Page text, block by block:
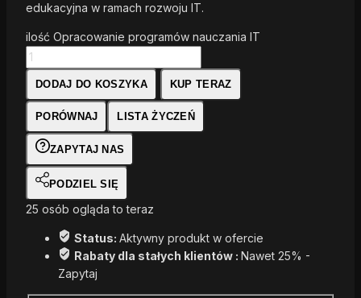
edukacyjna w ramach rozwoju IT.
ilość Opracowanie programów nauczania IT
DODAJ DO KOSZYKA KUP TERAZ
PORÓWNAJ LISTA ŻYCZEŃ
ZAPYTAJ NAS
PODZIEL SIĘ
25 osób ogląda to teraz
Status: Aktywny produkt w ofercie
Rabaty dla stałych klientów : Nawet 25% -
Zapytaj